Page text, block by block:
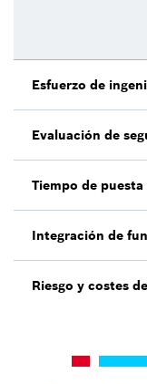
Esfuerzo de
Evaluación de
Tiempo de puesta
Integración de
Riesgo y costes